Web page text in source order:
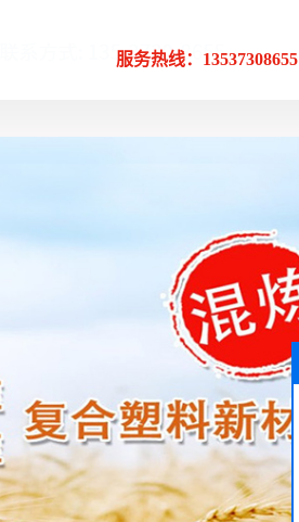
服务热线：13537308655